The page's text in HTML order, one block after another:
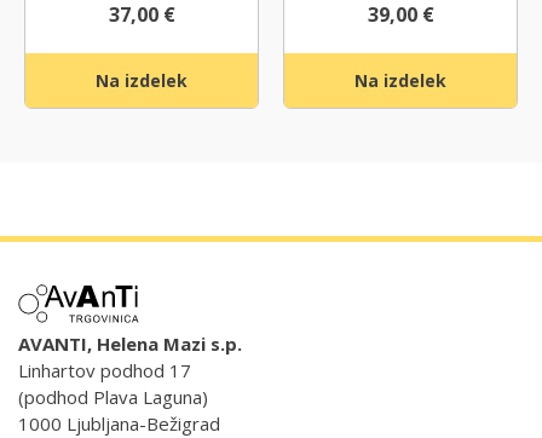
37,00 €
Na izdelek
39,00 €
Na izdelek
AVANTI, Helena Mazi s.p.
Linhartov podhod 17
(podhod Plava Laguna)
1000 Ljubljana-Bežigrad